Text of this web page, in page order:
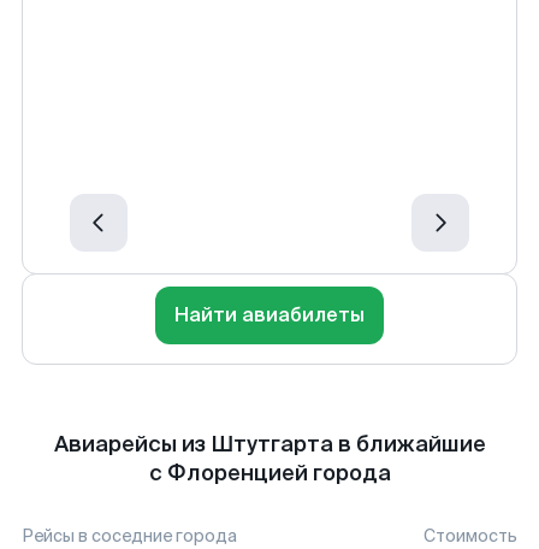
Найти авиабилеты
Авиарейсы из Штутгарта в ближайшие
с Флоренцией города
Рейсы в соседние города Стоимость